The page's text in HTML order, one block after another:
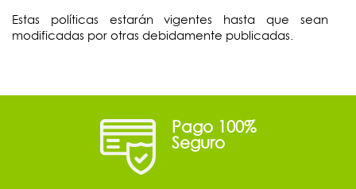
Estas políticas estarán vigentes hasta que sean
modificadas por otras debidamente publicadas.
Pago 100%
Seguro